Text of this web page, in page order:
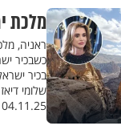
מלכת
ראניה,
כשבכיר
בכיר
שלומי דיאז
04.11.25 | 14:20